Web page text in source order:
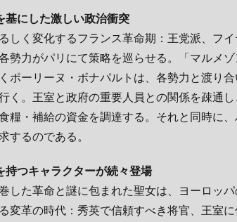
基にした激しい政治衝突
しく変化するフランス革命期：王党派、フ
勢力がパリにて策略を巡らせる。「マルメ
ポーリーヌ・ボナパルトは、各勢力と渡り
く。王室と政府の重要人員との関係を疎通
糧・補給の資金を調達する。それと同時に
するのである。
持つキャラクターが続々登場
した革命と謎に包まれた聖女は、ヨーロッパ
変革の時代：秀英で信頼すべき将官、王室